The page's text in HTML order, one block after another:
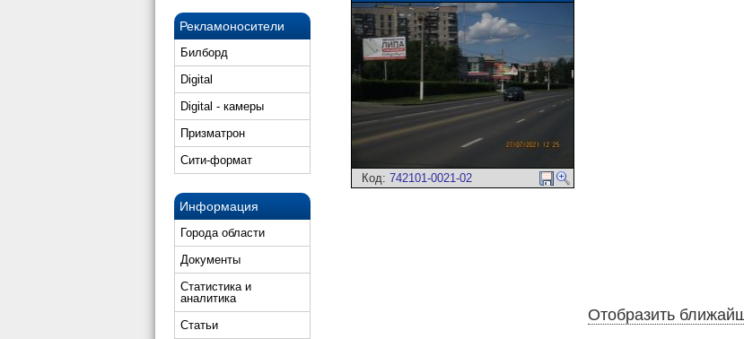
Рекламоносители
Билборд
Digital
Digital - камеры
Призматрон
Сити-формат
Информация
Города области
Документы
Статистика и
аналитика
Статьи
Код:742101-0021-02
Отобразить